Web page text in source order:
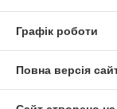
Графік роботи
Повна версія